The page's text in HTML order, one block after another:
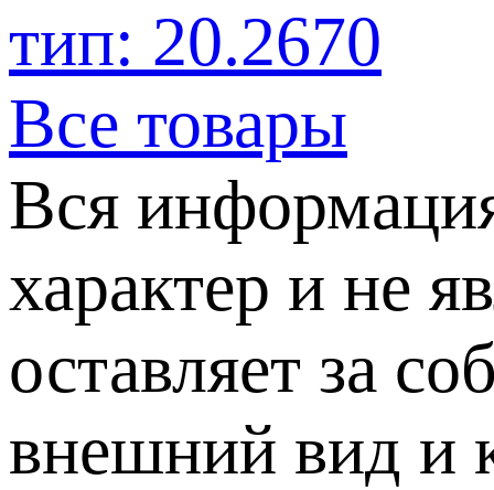
тип: 20.2670
Все товары
Вся
характер и не
оставляет за
внешний вид и